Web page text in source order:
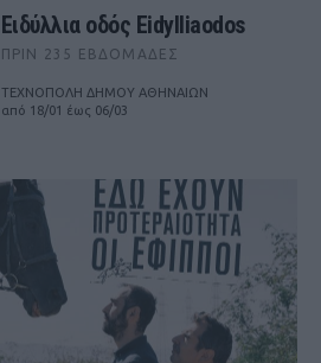
Ειδύλλια οδός Eidylliaodos
ΠΡΙΝ 235 ΕΒΔΟΜΆΔΕΣ
ΤΕΧΝΟΠΟΛΗ ΔΗΜΟΥ ΑΘΗΝΑΙΩΝ
από 18/01 έως 06/03